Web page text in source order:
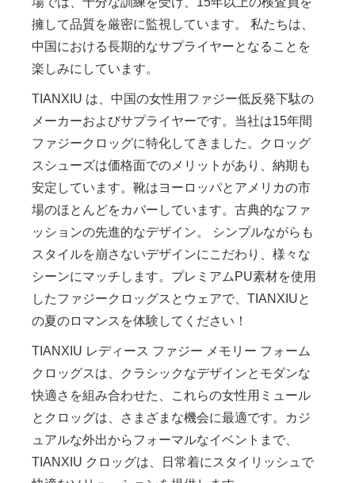
擁して品質を厳密に監視しています。 私たちは、
中国における長期的なサプライヤーとなることを
楽しみにしています。
TIANXIU は、中国の女性用ファジー低反発下駄の
メーカーおよびサプライヤーです。当社は15年間
ファジークロッグに特化してきました。クロッグ
スシューズは価格面でのメリットがあり、納期も
安定しています。靴はヨーロッパとアメリカの市
場のほとんどをカバーしています。古典的なファ
ッションの先進的なデザイン。 シンプルながらも
スタイルを崩さないデザインにこだわり、様々な
シーンにマッチします。プレミアムPU素材を使用
したファジークロッグスとウェアで、TIANXIUと
の夏のロマンスを体験してください！
TIANXIU レディース ファジー メモリー フォーム
クロッグスは、クラシックなデザインとモダンな
快適さを組み合わせた、これらの女性用ミュール
とクロッグは、さまざまな機会に最適です。カジ
ュアルな外出からフォーマルなイベントまで、
TIANXIU クロッグは、日常着にスタイリッシュで